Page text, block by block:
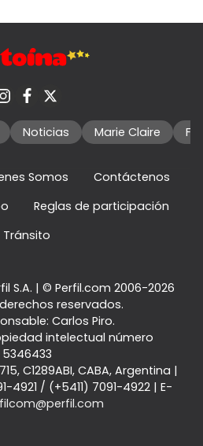
Noticias Marie Claire
Somos
Contáctenos
Reglas de participación
Tránsito
S.A. | © Perfil.com 2006-2026
reservados.
Carlos Piro.
intelectual número
5346433
, C1289ABI, CABA, Argentina |
4921 / (+5411) 7091-4922| E-